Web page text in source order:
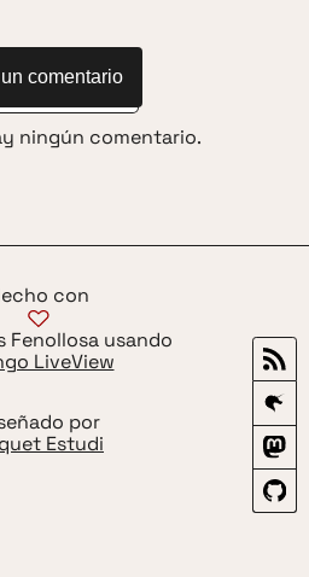
comentario
ningún comentario.
con
Fenollosa usando
LiveView
por
Estudi